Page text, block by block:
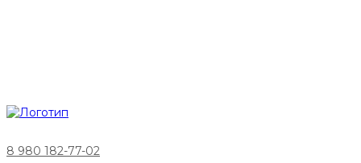
8 980 182-77-02